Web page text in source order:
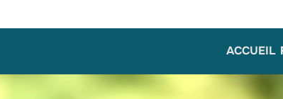
ACCUEIL